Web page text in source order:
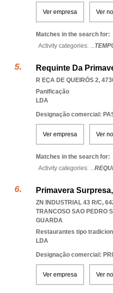
Ver empresa Ver
Matches in the search for:
Activity categories: ...
Requinte Da
R EÇA DE QUEIRÓS 2,
Panificação
LDA
Designação comercial:
Ver empresa Ver
Matches in the search for:
Activity categories: ...
Primavera
ZN INDUSTRIAL 43 R/C,
TRANCOSO SAO PEDRO
GUARDA
Restaurantes tipo
LDA
Designação comercial:
Ver empresa Ver